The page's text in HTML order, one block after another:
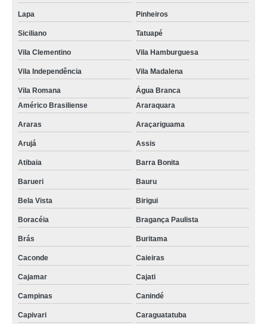
Lapa Pinheiros
Siciliano Tatuapé
Vila Clementino Vila Hamburguesa
Vila Independência Vila Madalena
Vila Romana
Água Branca
Américo Brasiliense
Araraquara
Araras Araçariguama
Arujá Assis
Atibaia Barra Bonita
Barueri Bauru
Bela Vista Birigui
Boracéia Bragança Paulista
Brás Buritama
Caconde Caieiras
Cajamar Cajati
Campinas Canindé
Capivari Caraguatatuba